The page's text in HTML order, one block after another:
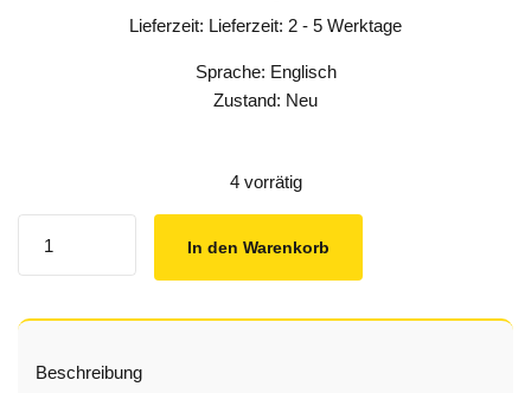
Lieferzeit: Lieferzeit: 2 - 5 Werktage
Sprache: Englisch
Zustand: Neu
4 vorrätig
In den Warenkorb
Beschreibung